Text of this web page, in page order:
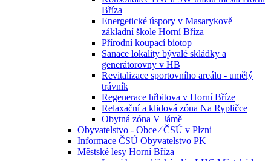
Bříza
Energetické úspory v Masarykově
základní škole Horní Bříza
Přírodní koupací biotop
Sanace lokality bývalé skládky a
generátorovny v HB
Revitalizace sportovního areálu - umělý
trávník
Regenerace hřbitova v Horní Bříze
Relaxační a klidová zóna Na Rypličce
Obytná zóna V Jámě
Obyvatelstvo - Obce ⁄ ČSÚ v Plzni
Informace ČSÚ Obyvatelstvo PK
Městské lesy Horní Bříza